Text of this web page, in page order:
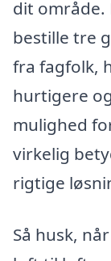
dit område.
bestille tre
fra fagfolk,
hurtigere
mulighed
virkelig
rigtige
Så husk,